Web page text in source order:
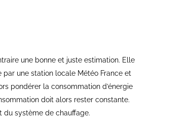
une bonne et juste estimation. Elle
une station locale Météo France et
pondérer la consommation d’énergie
doit alors rester constante.
du système de chauffage.